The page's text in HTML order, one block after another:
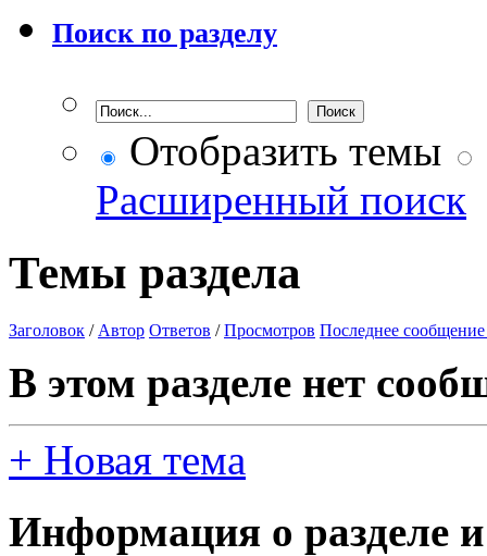
Поиск по разделу
Отобразить темы
Расширенный поиск
Темы раздела
Заголовок / Автор Ответов /Просмотров Последнее сообщение
В этом разделе нет
+ Новая тема
Информация о разделе